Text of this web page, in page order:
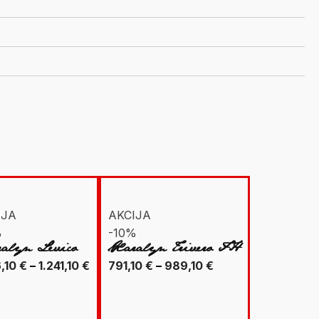
Levico
€ – 1.241,10 € Raspon
AKCIJA
-10%
Xaralyn Trivero FH
791,10 € – 989,10 €